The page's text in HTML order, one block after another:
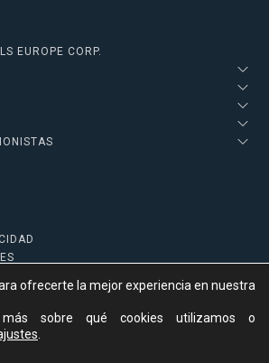
EUROPE CORP.
© 2022 Strategic Minerals
ofrecerte la mejor experiencia en nuestra
más sobre qué cookies utilizamos o